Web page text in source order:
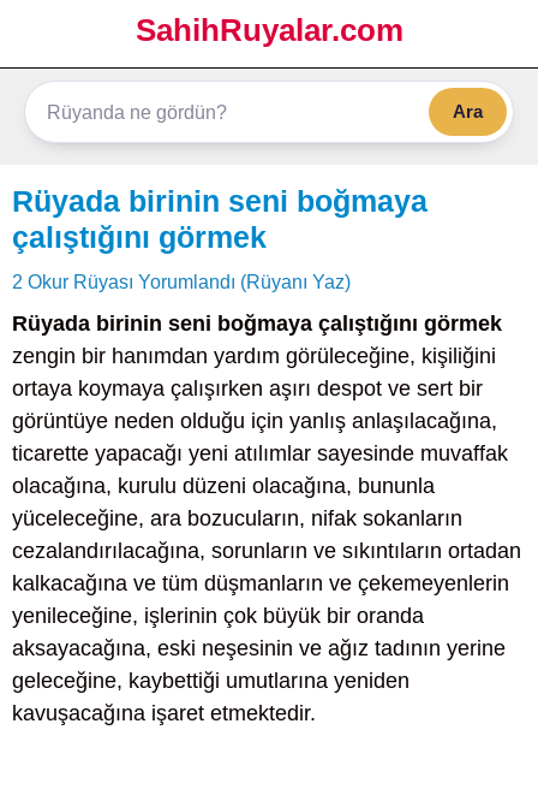
SahihRuyalar.com
Ara
Rüyada birinin seni boğmaya
çalıştığını görmek
2 Okur Rüyası Yorumlandı (Rüyanı Yaz)
Rüyada birinin seni boğmaya çalıştığını görmek
zengin bir hanımdan yardım görüleceğine, kişiliğini
ortaya koymaya çalışırken aşırı despot ve sert bir
görüntüye neden olduğu için yanlış anlaşılacağına,
ticarette yapacağı yeni atılımlar sayesinde muvaffak
olacağına, kurulu düzeni olacağına, bununla
yüceleceğine, ara bozucuların, nifak sokanların
cezalandırılacağına, sorunların ve sıkıntıların ortadan
kalkacağına ve tüm düşmanların ve çekemeyenlerin
yenileceğine, işlerinin çok büyük bir oranda
aksayacağına, eski neşesinin ve ağız tadının yerine
geleceğine, kaybettiği umutlarına yeniden
kavuşacağına işaret etmektedir.